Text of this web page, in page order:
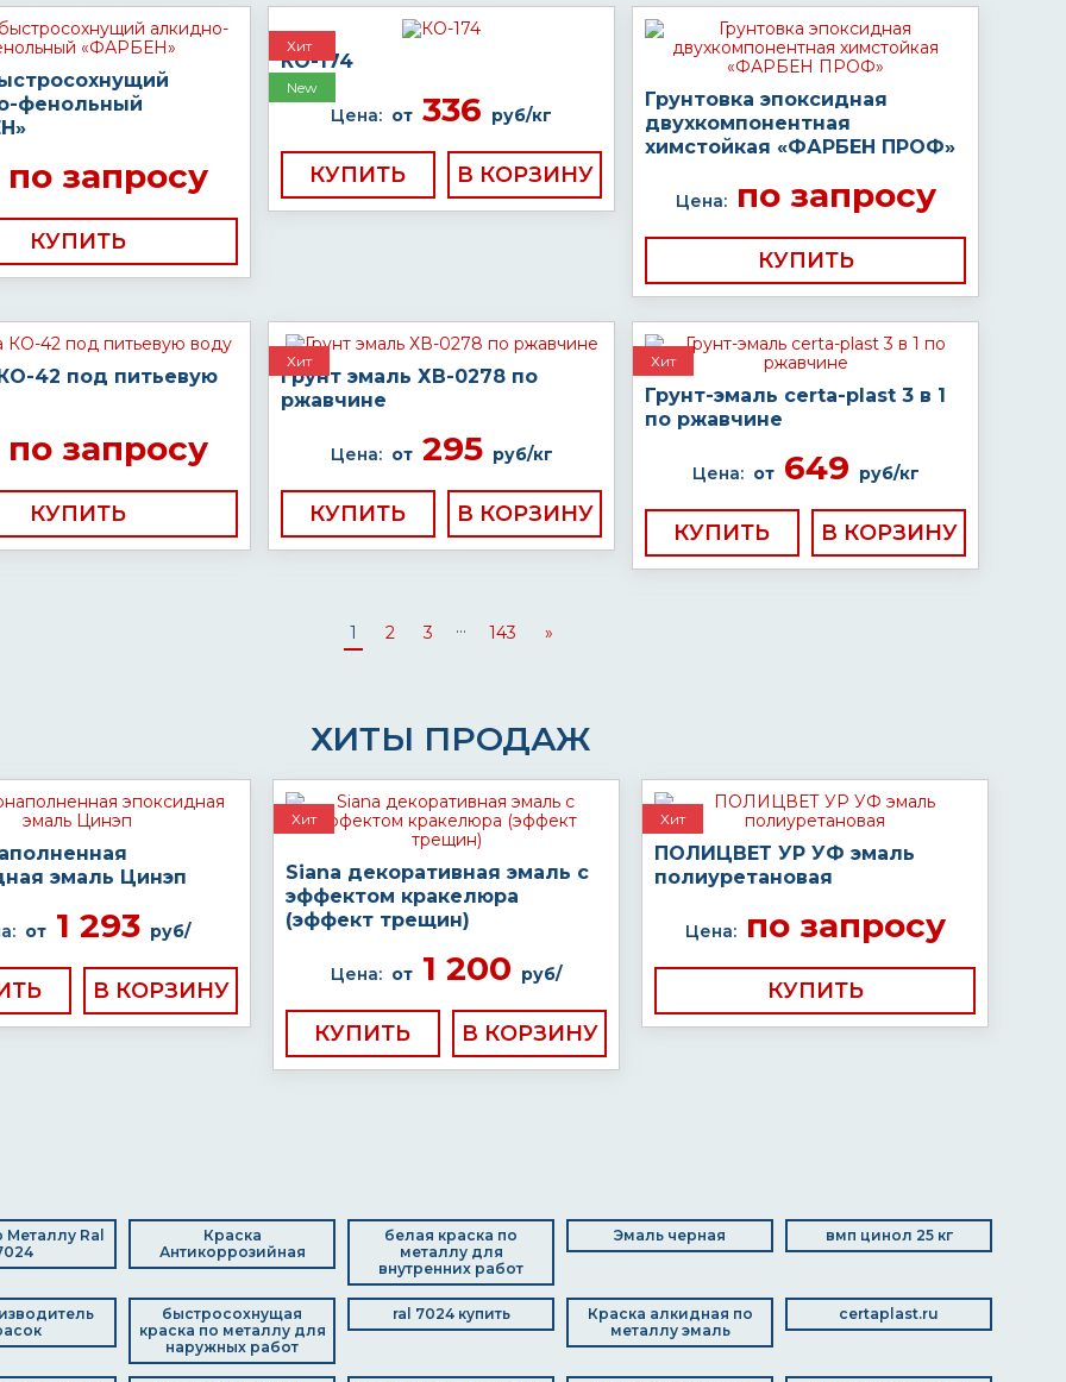
фенольный
запросу
КУПИТЬ
Хит
New
КО-174
Цена: от 336 руб/кг
КУПИТЬ
Грунтовка эпоксидная
двухкомпонентная
химстойкая «ФАРБЕН ПРОФ»
Цена:по запросу
КУПИТЬ
42 под питьевую
запросу
КУПИТЬ
Хит
Грунт эмаль ХВ-0278 по
ржавчине
Цена: от295 руб/кг
КУПИТЬ
Хит
Грунт-эмаль certa-plast 3 в 1
по ржавчине
Цена: от649 руб/кг
КУПИТЬ
1 2 3 ... 143 »
ХИТЫ ПРОДАЖ
эмаль Цинэп
от 1 293 руб/
Хит
Siana декоративная эмаль с
эффектом кракелюра
(эффект трещин)
Цена: от 1 200 руб/
КУПИТЬ
Хит
ПОЛИЦВЕТ УР УФ эмаль
полиуретановая
Цена:по запросу
КУПИТЬ
Металлу Ral
Краска
Антикоррозийная
белая краска по
металлу для
внутренних работ
Эмаль черная вмп цинол 25 кг
быстросохнущая
краска по металлу для
наружных работ
ral 7024 купить
Краска алкидная по
металлу эмаль
certaplast.ru